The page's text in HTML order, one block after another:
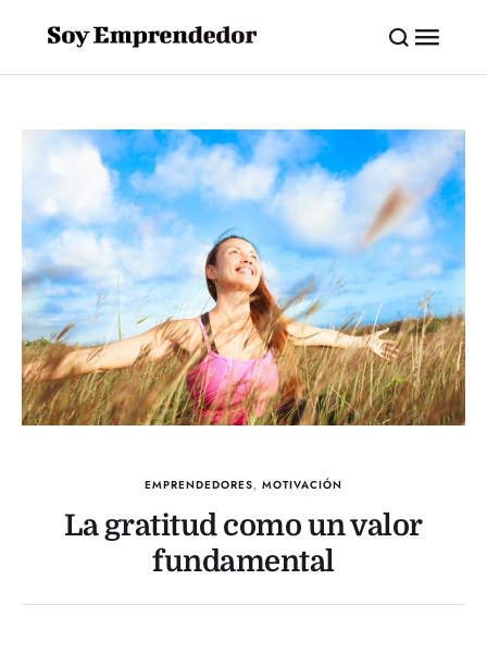
EMPRENDEDORES, MOTIVACIÓN
La gratitud como un valor
fundamental